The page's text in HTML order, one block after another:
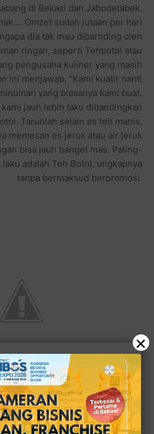
di Bekasi dan Jabodetabek.
Omzet sudah jutaan per hari
dia tak mau dibarnding oleh
ringan, seperti Tehbotol atau
pengusaha kuliner yang masih
ini menjawab, "Kami kuatir nanti
yang biasanya kami buat.
jauh lebih laku dibandingkan
Taruhlah selain es teh manis,
memesan es jeruk atau air jeruk
bisa jauh banget mas. Paling-
adalah Teh Botol, ungkapnya
tanpa bermaksud berpromosi.
bakso Slawi Ayu yang tepat di
Tusias, yang sebelumnya
warung bakso ini
harapan besar untuk jadi
Seperti yang
×